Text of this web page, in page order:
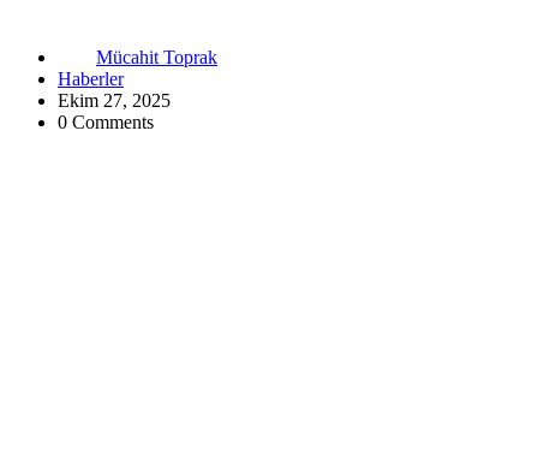
Mücahit Toprak
Haberler
Ekim 27, 2025
0 Comments